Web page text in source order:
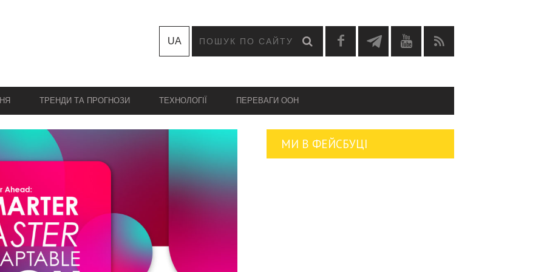
UA
ТРЕНДИ ТА ПРОГНОЗИ ТЕХНОЛОГІЇ ПЕРЕВАГИ OOH
МИ В ФЕЙСБУЦІ